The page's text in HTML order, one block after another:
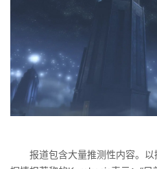
报道包含大量推测性内容。